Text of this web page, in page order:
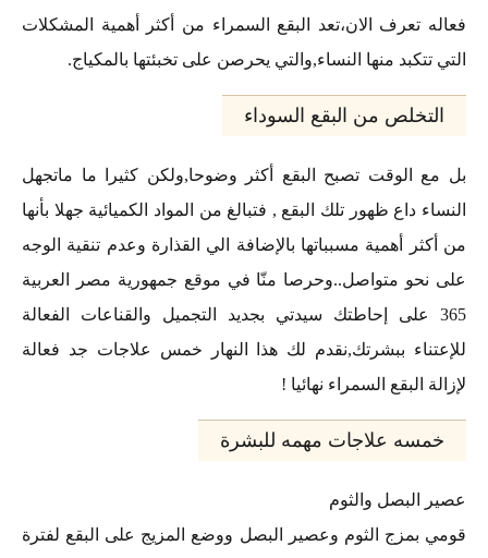
فعاله تعرف الان،تعد البقع السمراء من أكثر أهمية المشكلات
التي تتكبد منها النساء,والتي يحرصن على تخبئتها بالمكياج.
التخلص من البقع السوداء
بل مع الوقت تصبح البقع أكثر وضوحا,ولكن كثيرا ما ماتجهل
النساء داع ظهور تلك البقع , فتبالغ من المواد الكميائية جهلا بأنها
من أكثر أهمية مسبباتها بالإضافة الي القذارة وعدم تنقية الوجه
على نحو متواصل..وحرصا منّا في موقع جمهورية مصر العربية
365 على إحاطتك سيدتي بجديد التجميل والقناعات الفعالة
للإعتناء ببشرتك,نقدم لك هذا النهار خمس علاجات جد فعالة
لإزالة البقع السمراء نهائيا !
خمسه علاجات مهمه للبشرة
عصير البصل والثوم
قومي بمزج الثوم وعصير البصل ووضع المزيج على البقع لفترة